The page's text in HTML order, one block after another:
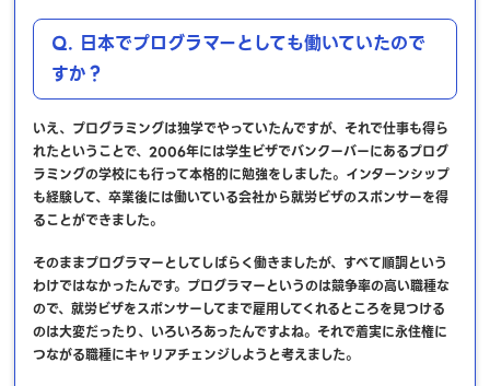
Q. 日本でプログラマーとしても働いていたので
すか？
いえ、プログラミングは独学でやっていたんですが、それで仕事も得ら
れたということで、2006年には学生ビザでバンクーバーにあるプログ
ラミングの学校にも行って本格的に勉強をしました。インターンシップ
も経験して、卒業後には働いている会社から就労ビザのスポンサーを得
ることができました。
そのままプログラマーとしてしばらく働きましたが、すべて順調という
わけではなかったんです。プログラマーというのは競争率の高い職種な
ので、就労ビザをスポンサーしてまで雇用してくれるところを見つける
のは大変だったり、いろいろあったんですよね。それで着実に永住権に
つながる職種にキャリアチェンジしようと考えました。